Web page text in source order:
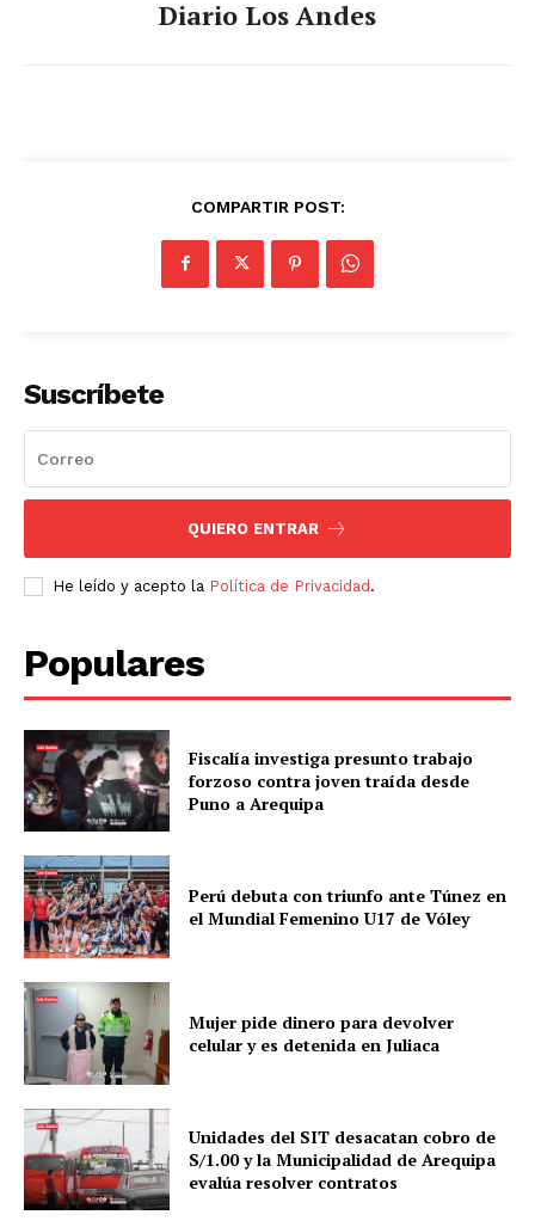
Diario Los Andes
COMPARTIR POST:
Suscríbete
QUIERO ENTRAR
He leído y acepto la Política de Privacidad.
Populares
Fiscalía investiga presunto trabajo
forzoso contra joven traída desde
Puno a Arequipa
Perú debuta con triunfo ante Túnez en
el Mundial Femenino U17 de Vóley
Mujer pide dinero para devolver
celular y es detenida en Juliaca
Unidades del SIT desacatan cobro de
S/1.00 y la Municipalidad de Arequipa
evalúa resolver contratos